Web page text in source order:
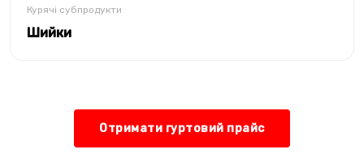
Курячі субпродукти
Шийки
Отримати гуртовий прайс